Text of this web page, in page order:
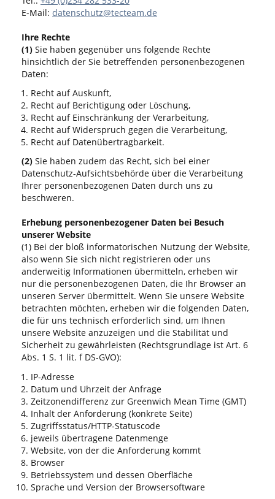
E-Mail: datenschutz@tecteam.de
Ihre Rechte
(1) Sie haben gegenüber uns folgende Rechte
hinsichtlich der Sie betreffenden personenbezogenen
Daten:
Recht auf Auskunft,
Recht auf Berichtigung oder Löschung,
Recht auf Einschränkung der Verarbeitung,
Recht auf Widerspruch gegen die Verarbeitung,
Recht auf Datenübertragbarkeit.
(2) Sie haben zudem das Recht, sich bei einer
Datenschutz-Aufsichtsbehörde über die Verarbeitung
Ihrer personenbezogenen Daten durch uns zu
beschweren.
Erhebung personenbezogener Daten bei Besuch
unserer Website
(1) Bei der bloß informatorischen Nutzung der Website,
also wenn Sie sich nicht registrieren oder uns
anderweitig Informationen übermitteln, erheben wir
nur die personenbezogenen Daten, die Ihr Browser an
unseren Server übermittelt. Wenn Sie unsere Website
betrachten möchten, erheben wir die folgenden Daten,
die für uns technisch erforderlich sind, um Ihnen
unsere Website anzuzeigen und die Stabilität und
Sicherheit zu gewährleisten (Rechtsgrundlage ist Art. 6
Abs. 1 S. 1 lit. f DS-GVO):
IP-Adresse
Datum und Uhrzeit der Anfrage
Zeitzonendifferenz zur Greenwich Mean Time (GMT)
Inhalt der Anforderung (konkrete Seite)
Zugriffsstatus/HTTP-Statuscode
jeweils übertragene Datenmenge
Website, von der die Anforderung kommt
Browser
Betriebssystem und dessen Oberfläche
Sprache und Version der Browsersoftware